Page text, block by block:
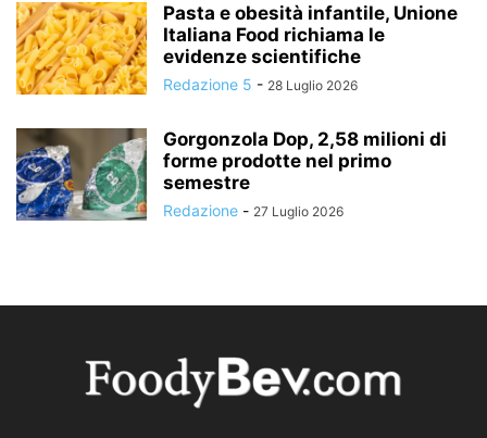
Pasta e obesità infantile, Unione
Italiana Food richiama le
evidenze scientifiche
Redazione 5 - 28 Luglio 2026
Gorgonzola Dop, 2,58 milioni di
forme prodotte nel primo
semestre
Redazione - 27 Luglio 2026